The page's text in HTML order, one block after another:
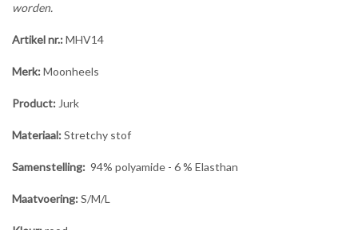
worden.
Artikel nr.:MHV14
Merk:Moonheels
Product: Jurk
Materiaal:Stretchy stof
Samenstelling: 94% polyamide - 6 % Elasthan
Maatvoering:S/M/L